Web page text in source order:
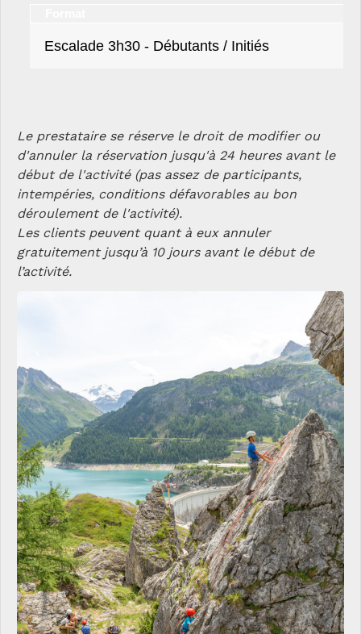
Escalade 3h30 - Débutants / Initiés
Le prestataire se réserve le droit de modifier ou
d'annuler la réservation jusqu'à 24 heures avant le
début de l'activité (pas assez de participants,
intempéries, conditions défavorables au bon
déroulement de l'activité).
Les clients peuvent quant à eux annuler
gratuitement jusqu’à 10 jours avant le début de
l’activité.